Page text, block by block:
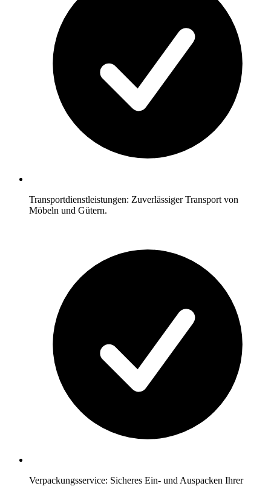
Transportdienstleistungen: Zuverlässiger Transport von
Möbeln und Gütern.
Verpackungsservice: Sicheres Ein- und Auspacken Ihrer